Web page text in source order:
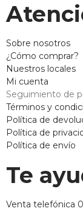
Sobre nosotros
¿Cómo comprar?
Nuestros locales
Mi cuenta
Seguimiento de
Términos y
Política de
Política de
Política de envío
Te
Venta telefónica